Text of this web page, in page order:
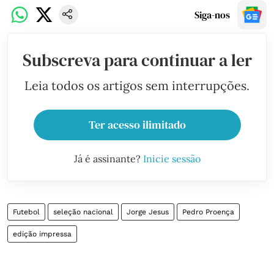
Siga-nos
Subscreva para continuar a ler
Leia todos os artigos sem interrupções.
Ter acesso ilimitado
Já é assinante? Inicie sessão
Futebol seleção nacional Jorge Jesus Pedro Proença
edição impressa